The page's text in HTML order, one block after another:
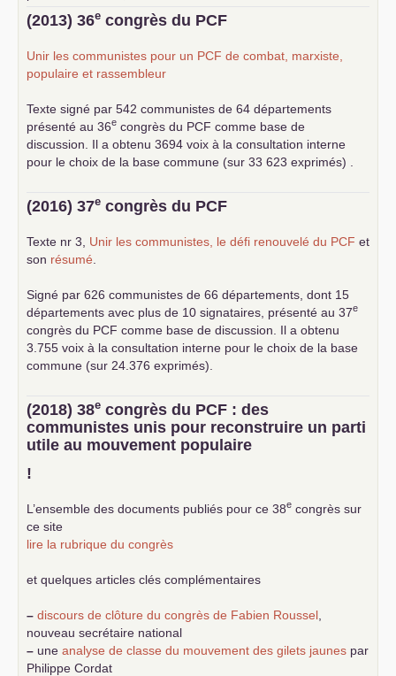
... lire la suite
(2013) 36e congrès du PCF
Unir les communistes pour un PCF de combat, marxiste,
populaire et rassembleur
Texte signé par 542 communistes de 64 départements
présenté au 36e congrès du PCF comme base de
discussion. Il a obtenu 3694 voix à la consultation interne
pour le choix de la base commune (sur 33 623 exprimés) .
(2016) 37e congrès du PCF
Texte nr 3, Unir les communistes, le défi renouvelé du PCF et
son résumé
Signé par 626 communistes de 66 départements, dont 15
départements avec plus de 10 signataires, présenté au 37e
congrès du PCF comme base de discussion. Il a obtenu
3.755 voix à la consultation interne pour le choix de la base
commune (sur 24.376 exprimés).
(2018) 38e congrès du PCF : des
communistes unis pour reconstruire un parti
utile au mouvement populaire
!
L’ensemble des documents publiés pour ce 38e congrès sur
ce site
lire la rubrique du congrès
et quelques articles clés complémentaires
– discours de clôture du congrès de Fabien Roussel
nouveau secrétaire national
– une analyse de classe du mouvement des gilets jaunes par
Philippe Cordat